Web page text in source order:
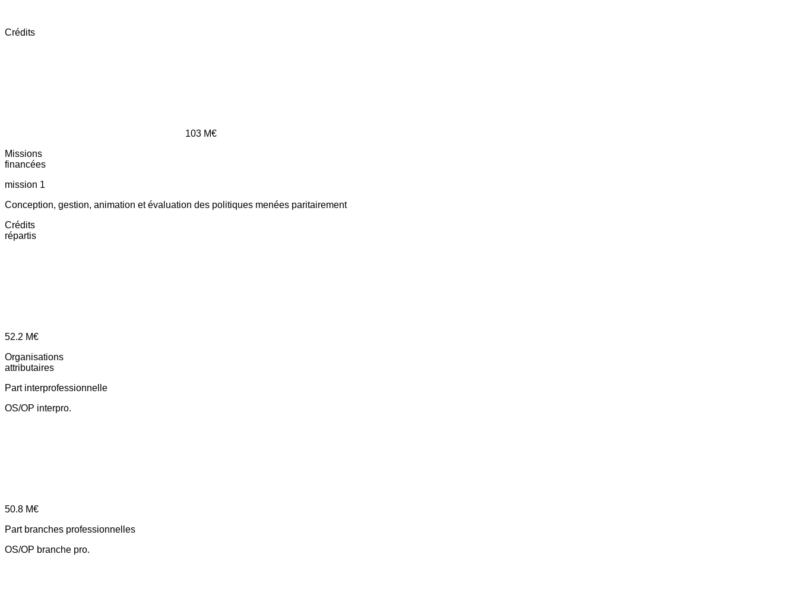
Crédits
103 M€
Missions
financées
mission 1
Conception, gestion, animation et évaluation des politiques menées paritairement
Crédits
répartis
52.2 M€
Organisations
attributaires
Part interprofessionnelle
OS/OP interpro.
50.8 M€
Part branches professionnelles
OS/OP branche pro.